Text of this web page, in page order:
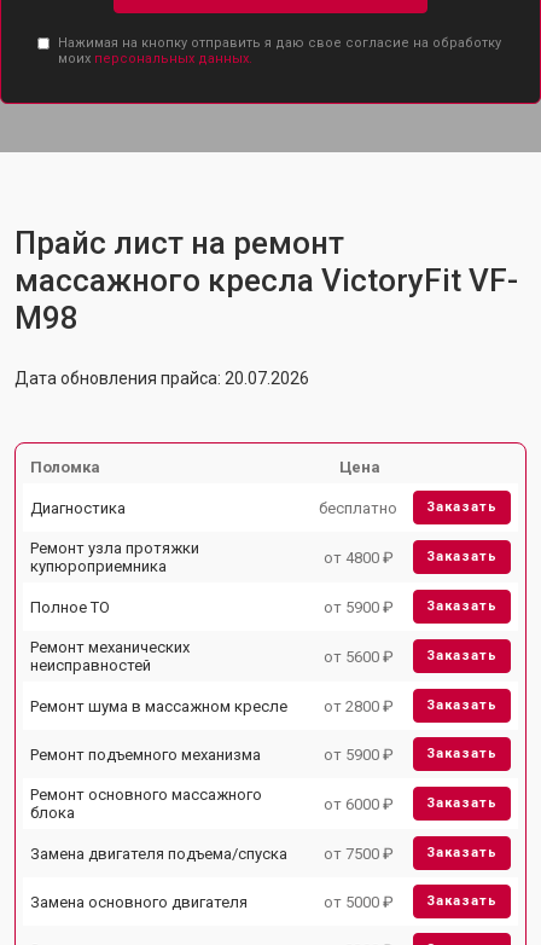
Нажимая на кнопку отправить я даю свое согласие на обработку
моих персональных данных.
Прайс лист на ремонт
массажного кресла VictoryFit VF-
M98
Дата обновления прайса: 20.07.2026
Поломка Цена
Диагностика бесплатно Заказать
Ремонт узла протяжки
купюроприемника
от 4800 ₽ Заказать
Полное ТО от 5900 ₽ Заказать
Ремонт механических
неисправностей
от 5600 ₽ Заказать
Ремонт шума в массажном кресле от 2800 ₽ Заказать
Ремонт подъемного механизма от 5900 ₽ Заказать
Ремонт основного массажного
блока
от 6000 ₽ Заказать
Замена двигателя подъема/спуска от 7500 ₽ Заказать
Замена основного двигателя от 5000 ₽ Заказать